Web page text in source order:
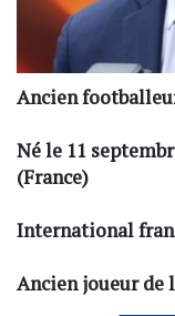
Ancien
Né le 11
(France)
International
Ancien joueur de